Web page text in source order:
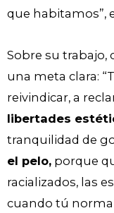
que habitamos”,
Sobre su trabajo,
una meta clara:
reivindicar, a
libertades
tranquilidad de
el pelo, porque
racializados, las
cuando tú